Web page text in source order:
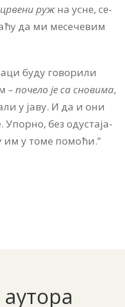
цр­ве­ни ружна усне, се­
да ми ме­се­че­вим
бу­ду го­во­ри­ли
– по­че­ло је са сно­ви­ма,
у ја­ву. И да и они
Упор­но, без од­у­ста­ја­
им у то­ме по­мо­ћи.”